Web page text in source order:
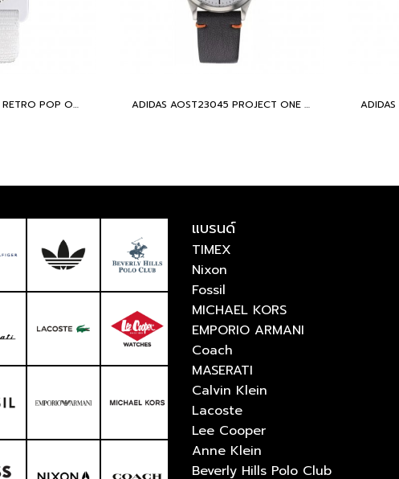
ADIDAS AOST22539 RETRO POP ONE นาฬิกาข้อมือผู้หญิง ADIDAS AOST23045 PROJECT ONE STEEL ( Solar ) นาฬิกาข้อมือ Unisex
แบรนด์
TIMEX
Nixon
Fossil
MICHAEL KORS
EMPORIO ARMANI
Coach
MASERATI
Calvin Klein
Lacoste
Lee Cooper
Anne Klein
Beverly Hills Polo Club